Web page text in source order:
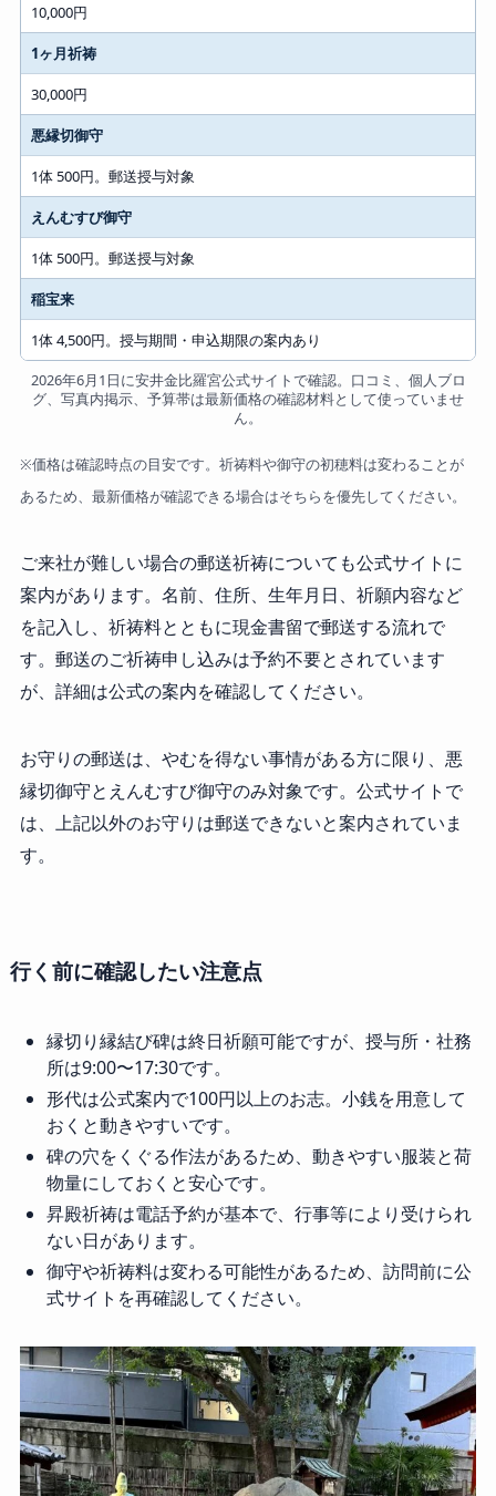
10,000円
1ヶ月祈祷
30,000円
悪縁切御守
1体 500円。郵送授与対象
えんむすび御守
1体 500円。郵送授与対象
稲宝来
1体 4,500円。授与期間・申込期限の案内あり
2026年6月1日に安井金比羅宮公式サイトで確認。口コミ、個人ブロ
グ、写真内掲示、予算帯は最新価格の確認材料として使っていませ
ん。
※価格は確認時点の目安です。祈祷料や御守の初穂料は変わることが
あるため、最新価格が確認できる場合はそちらを優先してください。
ご来社が難しい場合の郵送祈祷についても公式サイトに
案内があります。名前、住所、生年月日、祈願内容など
を記入し、祈祷料とともに現金書留で郵送する流れで
す。郵送のご祈祷申し込みは予約不要とされています
が、詳細は公式の案内を確認してください。
お守りの郵送は、やむを得ない事情がある方に限り、悪
縁切御守とえんむすび御守のみ対象です。公式サイトで
は、上記以外のお守りは郵送できないと案内されていま
す。
行く前に確認したい注意点
縁切り縁結び碑は終日祈願可能ですが、授与所・社務
所は9:00〜17:30です。
形代は公式案内で100円以上のお志。小銭を用意して
おくと動きやすいです。
碑の穴をくぐる作法があるため、動きやすい服装と荷
物量にしておくと安心です。
昇殿祈祷は電話予約が基本で、行事等により受けられ
ない日があります。
御守や祈祷料は変わる可能性があるため、訪問前に公
式サイトを再確認してください。